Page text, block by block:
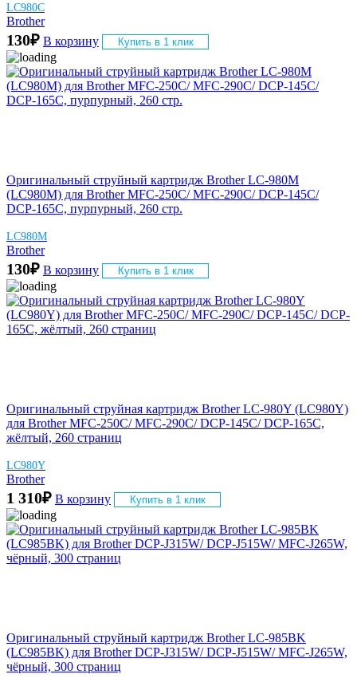
LC980C
Brother
130₽ В корзину Купить в 1 клик
Оригинальный струйный картридж Brother LC-980M
(LC980M) для Brother MFC-250C/ MFC-290C/ DCP-145C/
DCP-165C, пурпурный, 260 стр.
LC980M
Brother
130₽ В корзину Купить в 1 клик
Оригинальный струйная картридж Brother LC-980Y (LC980Y)
для Brother MFC-250C/ MFC-290C/ DCP-145C/ DCP-165C,
жёлтый, 260 страниц
LC980Y
Brother
1 310₽ В корзину Купить в 1 клик
Оригинальный струйный картридж Brother LC-985BK
(LC985BK) для Brother DCP-J315W/ DCP-J515W/ MFC-J265W,
чёрный, 300 страниц